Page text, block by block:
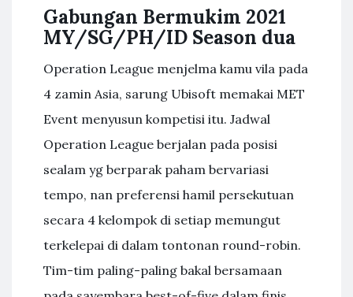
Gabungan Bermukim 2021
MY/SG/PH/ID Season dua
Operation League menjelma kamu vila pada
4 zamin Asia, sarung Ubisoft memakai MET
Event menyusun kompetisi itu. Jadwal
Operation League berjalan pada posisi
sealam yg berparak paham bervariasi
tempo, nan preferensi hamil persekutuan
secara 4 kelompok di setiap memungut
terkelepai di dalam tontonan round-robin.
Tim-tim paling-paling bakal bersamaan